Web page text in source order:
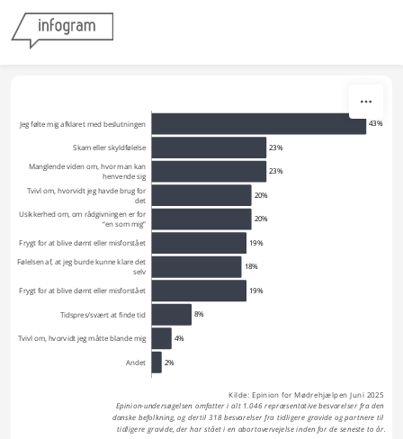
Jeg følte mig afklaret med beslutningen
Skam eller skyldfølelse
Manglende viden om, hvor man kan
henvende sig
Tvivl om, hvorvidt jeg havde brug for
det
Usikkerhed om, om rådgivningen er for
“en som mig”
Frygt for at blive dømt eller misforstået
Følelsen af, at jeg burde kunne klare det
selv
Frygt for at blive dømt eller misforstået
Tidspres/svært at finde tid
Tvivl om, hvorvidt jeg måtte blande mig
Andet
43%
23%
23%
20%
20%
19%
18%
19%
8%
4%
2%
Kilde: Epinion for Mødrehjælpen Juni 2025
Epinion-undersøgelsen omfatter i alt 1.046 repræsentative besvarelser fra den
danske befolkning, og dertil 318 besvarelser fra tidligere gravide og partnere til
tidligere gravide, der har stået i en abortovervejelse inden for de seneste to år.